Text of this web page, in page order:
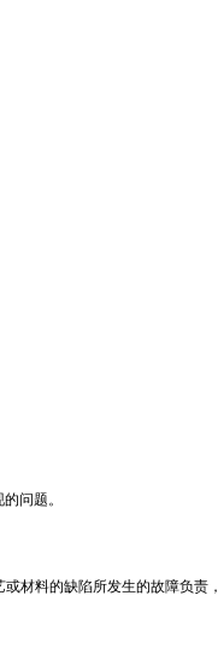
问题。
材料的缺陷所发生的故障负责，